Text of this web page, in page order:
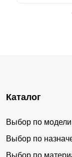
Каталог
Выбор по модели
Выбор по
Выбор по